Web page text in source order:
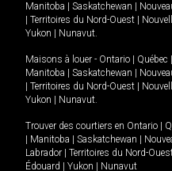
Manitoba | Saskatchewan |
| Territoires du Nord-Ouest |
Yukon | Nunavut
Maisons à louer - Ontario | Québec |
Manitoba | Saskatchewan |
| Territoires du Nord-Ouest |
Yukon | Nunavut
Trouver des courtiers en Ontario |
| Manitoba | Saskatchewan |
Labrador | Territoires du Nord-
Édouard | Yukon | Nunavut